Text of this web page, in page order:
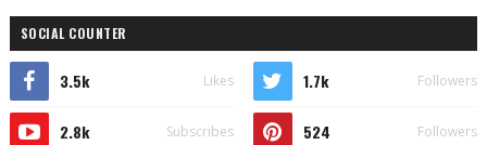
SOCIAL COUNTER
3.5k Likes 1.7k Followers
2.8k Subscribes 524 Followers